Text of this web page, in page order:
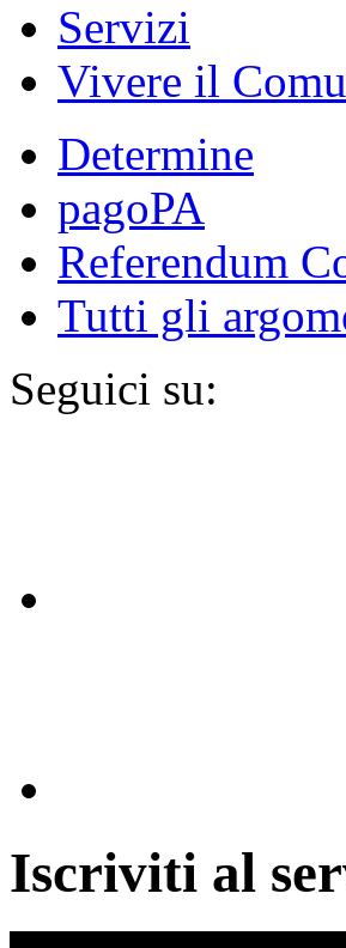
Servizi
Vivere il
Determine
pagoPA
Referendum
Tutti gli
Seguici su:
Iscriviti al